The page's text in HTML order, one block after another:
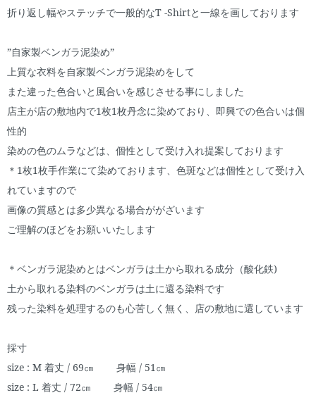
折り返し幅やステッチで一般的なT -Shirtと一線を画しております
”自家製ベンガラ泥染め”
上質な衣料を自家製ベンガラ泥染めをして
また違った色合いと風合いを感じさせる事にしました
店主が店の敷地内で1枚1枚丹念に染めており、即興での色合いは個
性的
染めの色のムラなどは、個性として受け入れ提案しております
＊1枚1枚手作業にて染めております、色斑などは個性として受け入
れていますので
画像の質感とは多少異なる場合ががざいます
ご理解のほどをお願いいたします
＊ベンガラ泥染めとはベンガラは土から取れる成分（酸化鉄)
土から取れる染料のベンガラは土に還る染料です
残った染料を処理するのも心苦しく無く、店の敷地に還しています
採寸
size : M 着丈 / 69㎝ 身幅 / 51㎝
size : L 着丈 / 72㎝ 身幅 / 54㎝